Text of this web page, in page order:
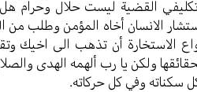
تكليفي القضية ليست حلال وحرام
الانسان أخاه المؤمن وطلب من
الاستخارة أن تذهب الى اخيك
ولكن يا رب ألهمه الهدى
سكناته وفي كل حركاته.